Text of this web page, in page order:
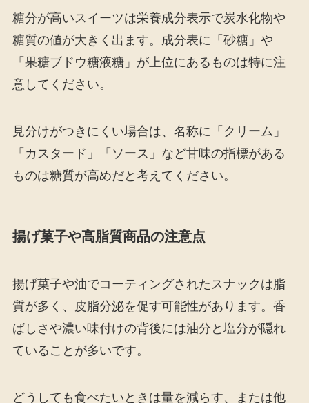
糖分が高いスイーツは栄養成分表示で炭水化物や
糖質の値が大きく出ます。成分表に「砂糖」や
「果糖ブドウ糖液糖」が上位にあるものは特に注
意してください。
見分けがつきにくい場合は、名称に「クリーム」
「カスタード」「ソース」など甘味の指標がある
ものは糖質が高めだと考えてください。
揚げ菓子や高脂質商品の注意点
揚げ菓子や油でコーティングされたスナックは脂
質が多く、皮脂分泌を促す可能性があります。香
ばしさや濃い味付けの背後には油分と塩分が隠れ
ていることが多いです。
どうしても食べたいときは量を減らす、または他